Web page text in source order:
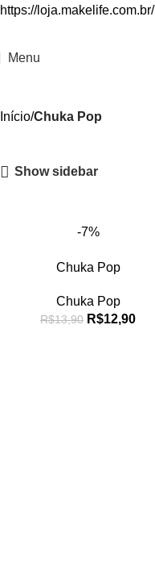
https://loja.makelife.com.br/
Menu
Início Chuka Pop
Show sidebar
-7%
Chuka Pop
Chuka Pop
R$13,90 R$12,90